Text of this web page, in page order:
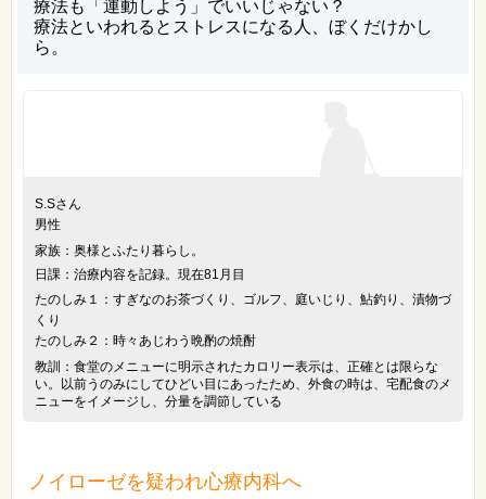
療法も「運動しよう」でいいじゃない？
療法といわれるとストレスになる人、ぼくだけかし
ら。
S.Sさん
男性
家族：奥様とふたり暮らし。
日課：治療内容を記録。現在81月目
たのしみ１：すぎなのお茶づくり、ゴルフ、庭いじり、鮎釣り、漬物づ
くり
たのしみ２：時々あじわう晩酌の焼酎
教訓：食堂のメニューに明示されたカロリー表示は、正確とは限らな
い。以前うのみにしてひどい目にあったため、外食の時は、宅配食のメ
ニューをイメージし、分量を調節している
ノイローゼを疑われ心療内科へ